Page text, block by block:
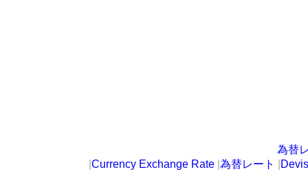
為替
Currency Exchange Rate 為替レート